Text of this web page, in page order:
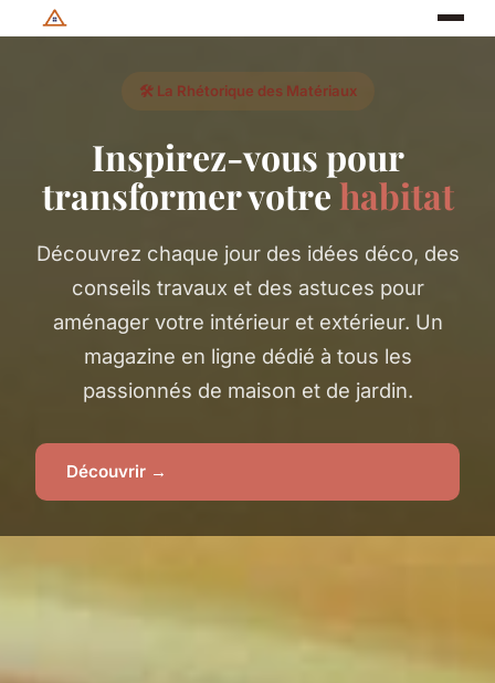
🛠️ La Rhétorique des Matériaux
Inspirez-vous pour
transformer votrehabitat
Découvrez chaque jour des idées déco, des
conseils travaux et des astuces pour
aménager votre intérieur et extérieur. Un
magazine en ligne dédié à tous les
passionnés de maison et de jardin.
Découvrir →